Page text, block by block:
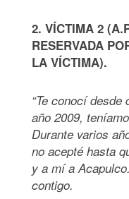
2. VÍCTIMA 2
RESERVADA
LA VÍCTIMA).
“Te conocí desde
año 2009,
Durante varios
no acepté hasta
y a mí a
contigo.